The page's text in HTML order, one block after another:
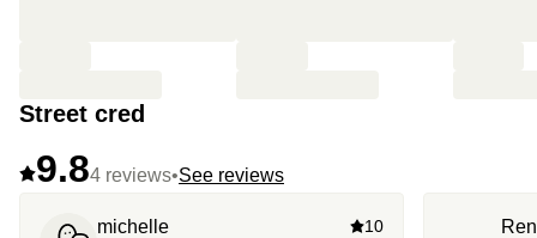
Street cred
9.84 reviews•See reviews
michelle 10